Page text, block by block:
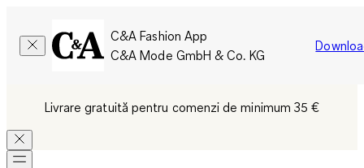
C&A Fashion App
C&A Mode GmbH & Co. KG
Livrare gratuită pentru comenzi de minimum 35 €